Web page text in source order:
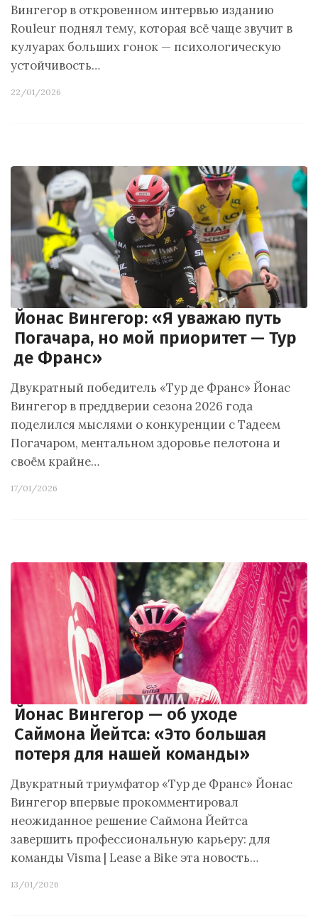
Вингегор в откровенном интервью изданию
Rouleur поднял тему, которая всё чаще звучит в
кулуарах больших гонок — психологическую
устойчивость…
22/01/2026
Йонас Вингегор: «Я уважаю путь
Погачара, но мой приоритет — Тур
де Франс»
Двукратный победитель «Тур де Франс» Йонас
Вингегор в преддверии сезона 2026 года
поделился мыслями о конкуренции с Тадеем
Погачаром, ментальном здоровье пелотона и
своём крайне…
17/01/2026
Йонас Вингегор — об уходе
Саймона Йейтса: «Это большая
потеря для нашей команды»
Двукратный триумфатор «Тур де Франс» Йонас
Вингегор впервые прокомментировал
неожиданное решение Саймона Йейтса
завершить профессиональную карьеру: для
команды Visma | Lease a Bike эта новость…
13/01/2026